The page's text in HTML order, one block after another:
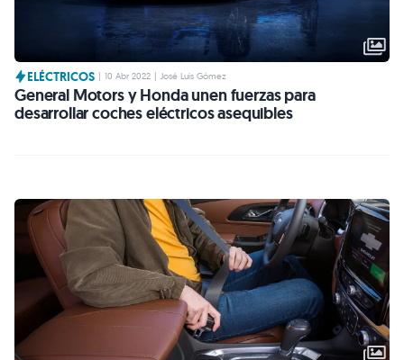
ELÉCTRICOS 10 Abr 2022 José Luis Gómez
General Motors y Honda unen fuerzas para
desarrollar coches eléctricos asequibles